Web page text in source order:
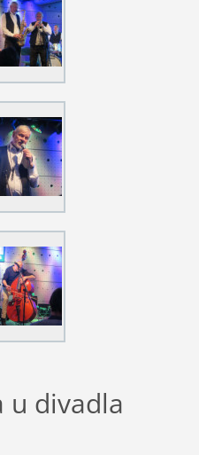
u divadla